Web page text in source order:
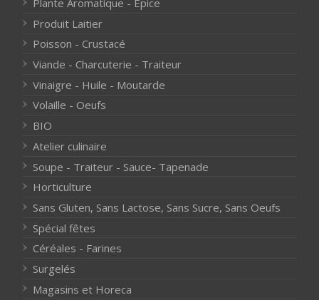
Plante Aromatique - Epice
Produit Laitier
Poisson - Crustacé
Viande - Charcuterie - Traiteur
Vinaigre - Huile - Moutarde
Volaille - Oeufs
BIO
Atelier culinaire
Soupe - Traiteur - Sauce- Tapenade
Horticulture
Sans Gluten, Sans Lactose, Sans Sucre, Sans Oeufs
Spécial fêtes
Céréales - Farines
Surgelés
Magasins et Horeca